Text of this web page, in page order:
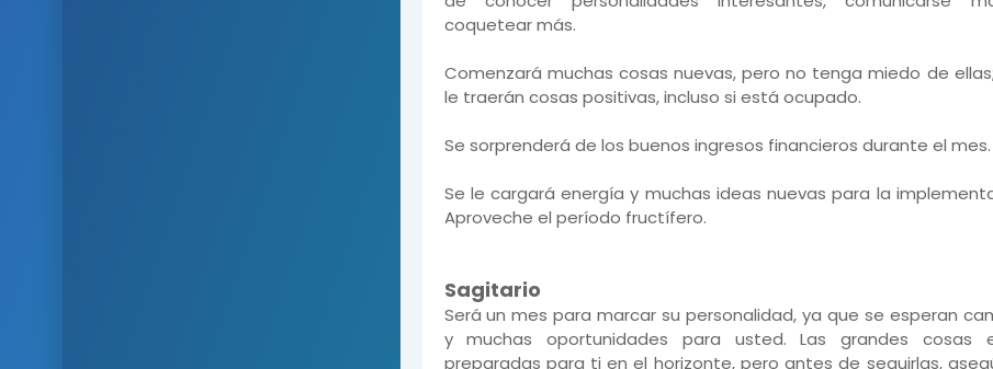
coquetear más.
Comenzará muchas cosas nuevas, pero no tenga miedo de
le traerán cosas positivas, incluso si está ocupado.
Se sorprenderá de los buenos ingresos financieros durante el mes.
Se le cargará energía y muchas ideas nuevas para la
Aproveche el período fructífero.
Sagitario
Será un mes para marcar su personalidad, ya que se esperan
y muchas oportunidades para usted. Las grandes cosas
preparadas para ti en el horizonte, pero antes de seguirlas,